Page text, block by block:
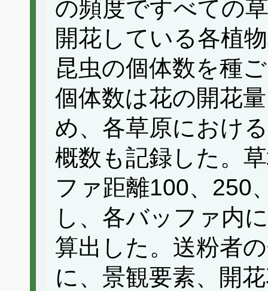
の頻度ですべての
開花している各植
昆虫の個体数を種
個体数は花の開花
め、各草原におけ
概数も記録した。
ファ距離100、250
し、各バッファ内
算出した。送粉者
に、景観要素、開